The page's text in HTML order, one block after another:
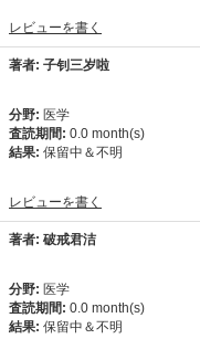
レビューを書く
著者: 子钊三岁啦
分野: 医学
査読期間: 0.0 month(s)
結果: 保留中＆不明
レビューを書く
著者: 破戒君洁
分野: 医学
査読期間: 0.0 month(s)
結果: 保留中＆不明